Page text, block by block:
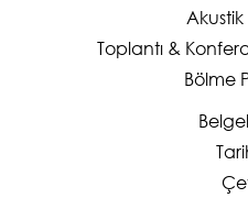
Toplantı &
Bölme